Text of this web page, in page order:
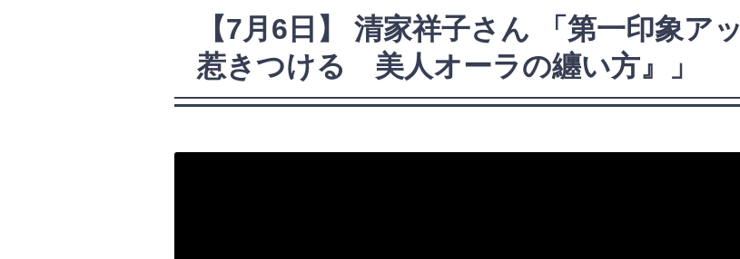
【7月6日】 清家祥子さん 「第一印象ア
惹きつける 美人オーラの纏い方』」